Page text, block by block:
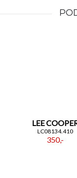
LEE
LC08134.410
350,-